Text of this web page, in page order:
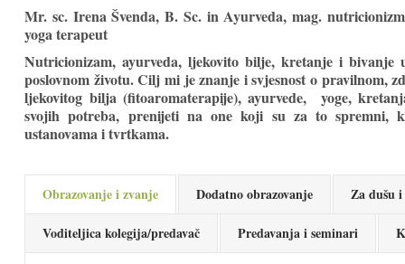
Mr. sc. Irena Švenda, B. Sc. in Ayurveda, mag.
yoga terapeut
Nutricionizam, ayurveda, ljekovito bilje, kretanje i
poslovnom životu. Cilj mi je znanje i svjesnost o pravilnom,
ljekovitog bilja (fitoaromaterapije), ayurvede, yoge,
svojih potreba, prenijeti na one koji su za to spremni,
ustanovama i tvrtkama.
Obrazovanje i zvanje Dodatno obrazovanje Za dušu
Voditeljica kolegija/predavač Predavanja i seminari